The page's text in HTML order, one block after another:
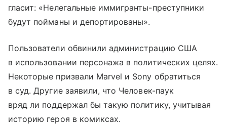
гласит: «Нелегальные иммигранты-преступники
будут пойманы и депортированы».
Пользователи обвинили администрацию США
в использовании персонажа в политических целях.
Некоторые призвали Marvel и Sony обратиться
в суд. Другие заявили, что Человек-паук
вряд ли поддержал бы такую политику, учитывая
историю героя в комиксах.